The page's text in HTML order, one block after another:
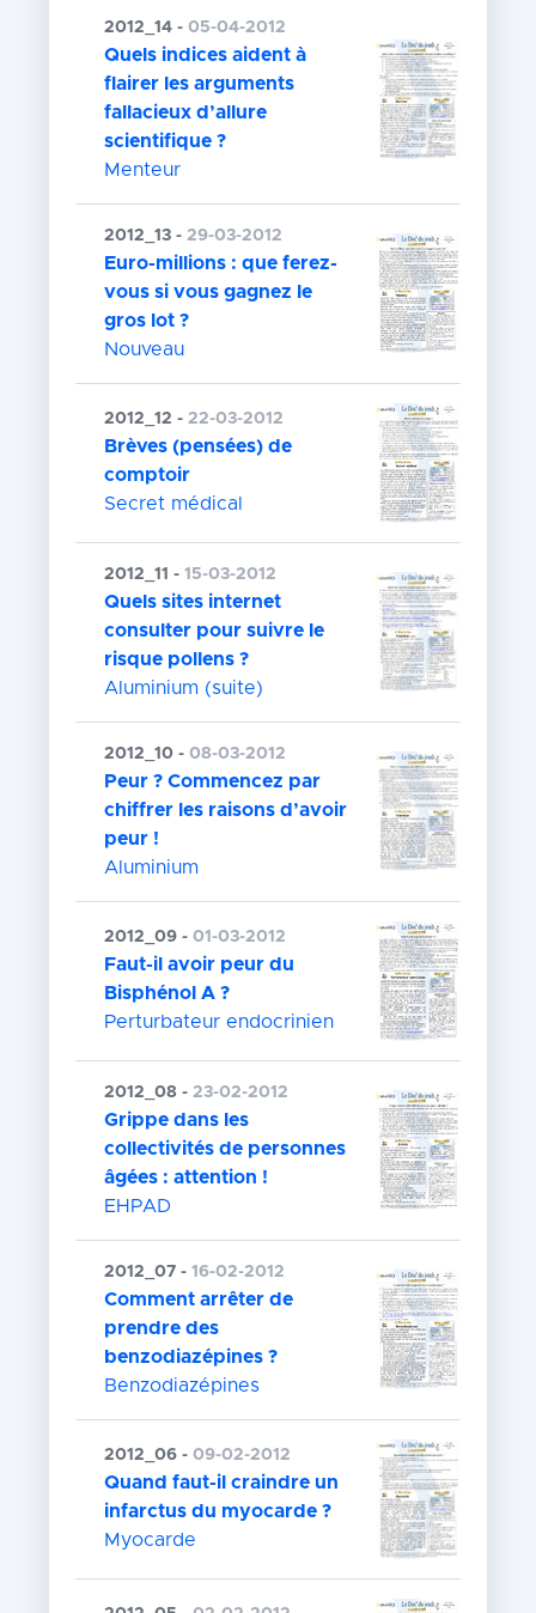
2012_14 -05-04-2012
Quels indices aident à
flairer les arguments
fallacieux d’allure
scientifique ?
Menteur
2012_13 -29-03-2012
Euro-millions : que ferez-
vous si vous gagnez le
gros lot ?
Nouveau
2012_12 -22-03-2012
Brèves (pensées) de
comptoir
Secret médical
2012_11 -15-03-2012
Quels sites internet
consulter pour suivre le
risque pollens ?
Aluminium (suite)
2012_10 -08-03-2012
Peur ? Commencez par
chiffrer les raisons d’avoir
peur !
Aluminium
2012_09 -01-03-2012
Faut-il avoir peur du
Bisphénol A ?
Perturbateur endocrinien
2012_08 -23-02-2012
Grippe dans les
collectivités de personnes
âgées : attention !
EHPAD
2012_07 -16-02-2012
Comment arrêter de
prendre des
benzodiazépines ?
Benzodiazépines
2012_06 -09-02-2012
Quand faut-il craindre un
infarctus du myocarde ?
Myocarde